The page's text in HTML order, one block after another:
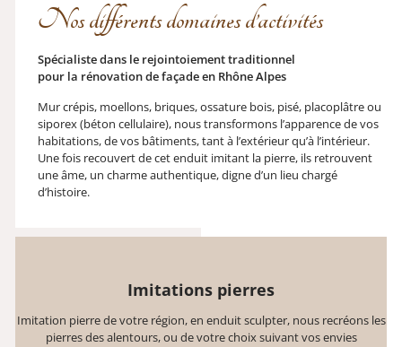
Imitations pierres
Imitation pierre de votre région, en enduit sculpter, nous recréons les
pierres des alentours, ou de votre choix suivant vos envies
Nos différents domaines d’activités
Spécialiste dans le rejointoiement traditionnel
pour la rénovation de façade en Rhône Alpes
Mur crépis, moellons, briques, ossature bois, pisé, placoplâtre ou
siporex (béton cellulaire), nous transformons l’apparence de vos
habitations, de vos bâtiments, tant à l’extérieur qu’à l’intérieur.
Une fois recouvert de cet enduit imitant la pierre, ils retrouvent
une âme, un charme authentique, digne d’un lieu chargé
d’histoire.